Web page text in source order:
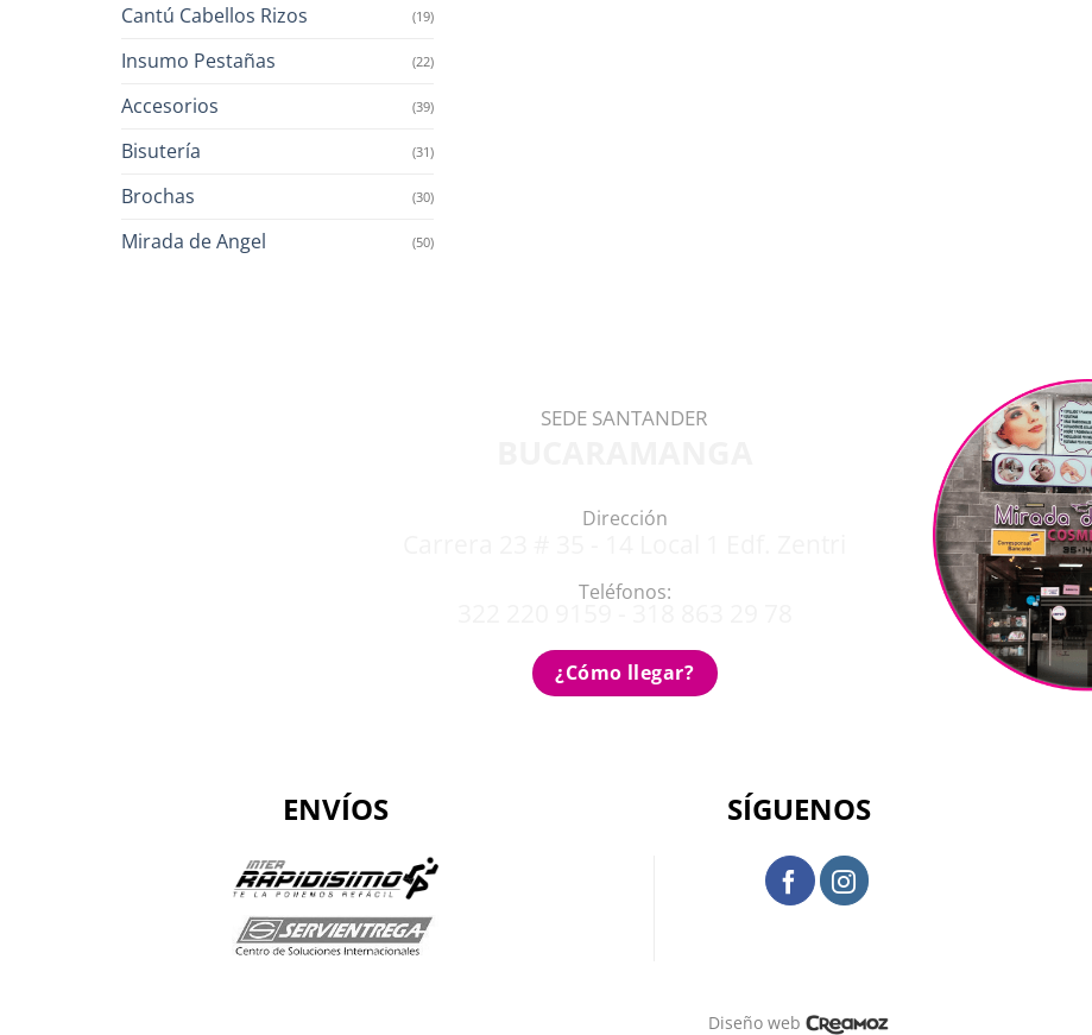
Cantú Cabellos Rizos (19)
Insumo Pestañas (22)
Accesorios (39)
Bisutería (31)
Brochas (30)
Mirada de Angel (50)
SEDE SANTANDER
Dirección
Teléfonos:
¿Cómo llegar?
ENVÍOS SÍGUENOS
Diseño web